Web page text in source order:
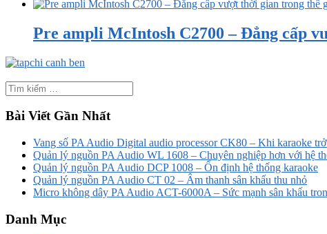
Pre ampli McIntosh C2700 – Đẳng cấp
Bài Viết Gần Nhất
Vang số PA Audio Digital audio processor CK80 – Khi karaoke
Quản lý nguồn PA Audio WL 1608 – Chuyên nghiệp hơn với hệ
Quản lý nguồn PA Audio DCP 1008 – Ổn định hệ thống karaoke
Quản lý nguồn PA Audio CT 02 – Âm thanh sân khấu thu nhỏ
Micro không dây PA Audio ACT-6000A – Sức mạnh sân khấu
Danh Mục